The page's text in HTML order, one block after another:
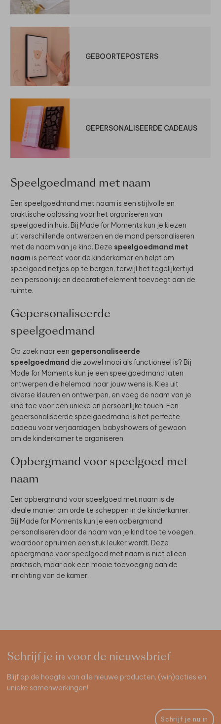
GEBOORTEPOSTERS
GEPERSONALISEERDE CADEAUS
Speelgoedmand met naam
Een speelgoedmand met naam is een stijlvolle en
praktische oplossing voor het organiseren van
speelgoed in huis. Bij Made for Moments kun je kiezen
uit verschillende ontwerpen en de mand personaliseren
met de naam van je kind. Deze speelgoedmand met
naam is perfect voor de kinderkamer en helpt om
speelgoed netjes op te bergen, terwijl het tegelijkertijd
een persoonlijk en decoratief element toevoegt aan de
ruimte.
Gepersonaliseerde
speelgoedmand
Op zoek naar een gepersonaliseerde
speelgoedmand die zowel mooi als functioneel is? Bij
Made for Moments kun je een speelgoedmand laten
ontwerpen die helemaal naar jouw wens is. Kies uit
diverse kleuren en ontwerpen, en voeg de naam van je
kind toe voor een unieke en persoonlijke touch. Een
gepersonaliseerde speelgoedmand is het perfecte
cadeau voor verjaardagen, babyshowers of gewoon
om de kinderkamer te organiseren.
Opbergmand voor speelgoed met
naam
Een opbergmand voor speelgoed met naam is de
ideale manier om orde te scheppen in de kinderkamer.
Bij Made for Moments kun je een opbergmand
personaliseren door de naam van je kind toe te voegen,
waardoor opruimen een stuk leuker wordt. Deze
opbergmand voor speelgoed met naam is niet alleen
praktisch, maar ook een mooie toevoeging aan de
inrichting van de kamer.
Schrijf je in voor de nieuwsbrief
Blijf op de hoogte van alle nieuwe producten, (win)acties en
unieke samenwerkingen!
Schrijf je nu in